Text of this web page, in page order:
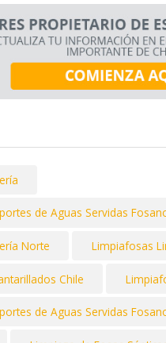
de Aguas Servidas
Norte Limpiafosas
Chile
de Aguas Servidas